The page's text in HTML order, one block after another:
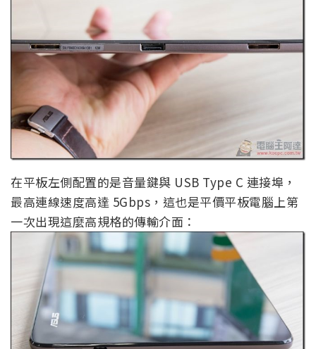
在平板左側配置的是音量鍵與 USB Type C 連接埠，
最高連線速度高達 5Gbps，這也是平價平板電腦上第
一次出現這麼高規格的傳輸介面：